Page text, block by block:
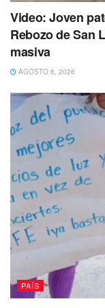
Te puede
Video: Joven
Rebozo de San
masiva
AGOSTO 6, 2026
PAÍS